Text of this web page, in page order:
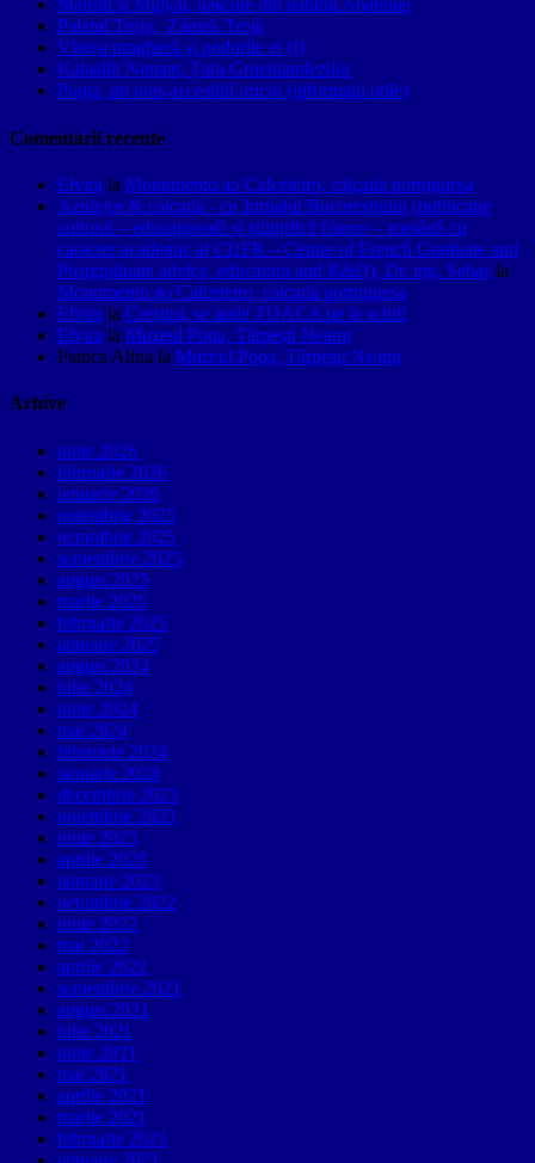
Mardin și Midyat, născute din nahitul Anatoliei
Palatul Troja, Zámek Troja
Vltava pragheză și podurile ei (I)
Kalaallit Nunaat, Țara Groenlandezilor
Praga, un oraș accesibil oricui (informații utile)
Comentarii recente
Elvira la Monumento ao Calceteiro, calçada portuguesa
Azulejos & calçada - cu Jurnalul Bucureștiului (publicație
cultural – educațională și științifică franco – română cu
caracter academic al CUFR – Centre of French Graduate and
Postgraduate advice, education and R&D). Dr. ing. Sebas la
Monumento ao Calceteiro, calçada portuguesa
Elvira la Creştini, se aude TOACA pe la schit!
Elvira la Muzeul Popa, Târpeşti Neamţ
Panica Alina la Muzeul Popa, Târpeşti Neamţ
Arhive
iunie 2026
februarie 2026
ianuarie 2026
noiembrie 2025
octombrie 2025
septembrie 2025
august 2025
martie 2025
februarie 2025
ianuarie 2025
august 2024
iulie 2024
iunie 2024
mai 2024
februarie 2024
ianuarie 2024
decembrie 2023
noiembrie 2023
iunie 2023
aprilie 2023
ianuarie 2023
octombrie 2022
iunie 2022
mai 2022
aprilie 2022
septembrie 2021
august 2021
iulie 2021
iunie 2021
mai 2021
aprilie 2021
martie 2021
februarie 2021